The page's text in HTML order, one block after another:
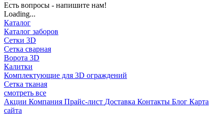
Есть вопросы - напишите нам!
Loading...
Каталог
Каталог заборов
Сетки 3D
Сетка сварная
Ворота 3D
Калитки
Комплектующие для 3D ограждений
Сетка тканая
смотреть все
Акции Компания Прайс-лист Доставка Контакты Блог Карта
сайта